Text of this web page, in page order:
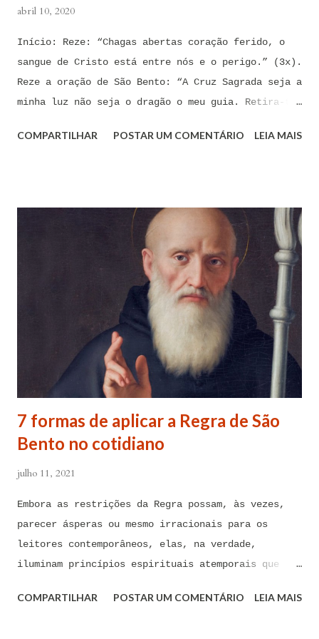
abril 10, 2020
Início: Reze: “Chagas abertas coração ferido, o
sangue de Cristo está entre nós e o perigo.” (3x).
Reze a oração de São Bento: “A Cruz Sagrada seja a
minha luz não seja o dragão o meu guia. Retira-te
que me ofereces, bebe tu mesmo o teu veneno.” Reze
Aleluia!” Proclame com fé e autoridade: “O Senhor
te confunda satã, confunda-te o Senhor.” (Zacarias
3,2) Reze: Ave Maria cheia de Graça... Oração: Eu
(diga seu nome completo), neste momento, coloco-me
na presença de meu Senhor, Rei e Salvador Jesus
Cristo, sob os cuidados e a intercessão de minha
Mãe Santíssima e Mãe do meu Senhor, a Virgem
Maria, debaixo da poderosa proteção de São Miguel
Arcanjo e do meu Anjo da Guarda, para combater
contra todas as forças do mal, ações, ataques,
contaminações, armadilhas, en...
COMPARTILHAR POSTAR UM COMENTÁRIO LEIA MAIS
7 formas de aplicar a Regra de São
Bento no cotidiano
julho 11, 2021
Embora as restrições da Regra possam, às vezes,
parecer ásperas ou mesmo irracionais para os
leitores contemporâneos, elas, na verdade,
iluminam princípios espirituais atemporais que
São Bento foi composta há mais de 1.500 anos por
COMPARTILHAR POSTAR UM COMENTÁRIO LEIA MAIS